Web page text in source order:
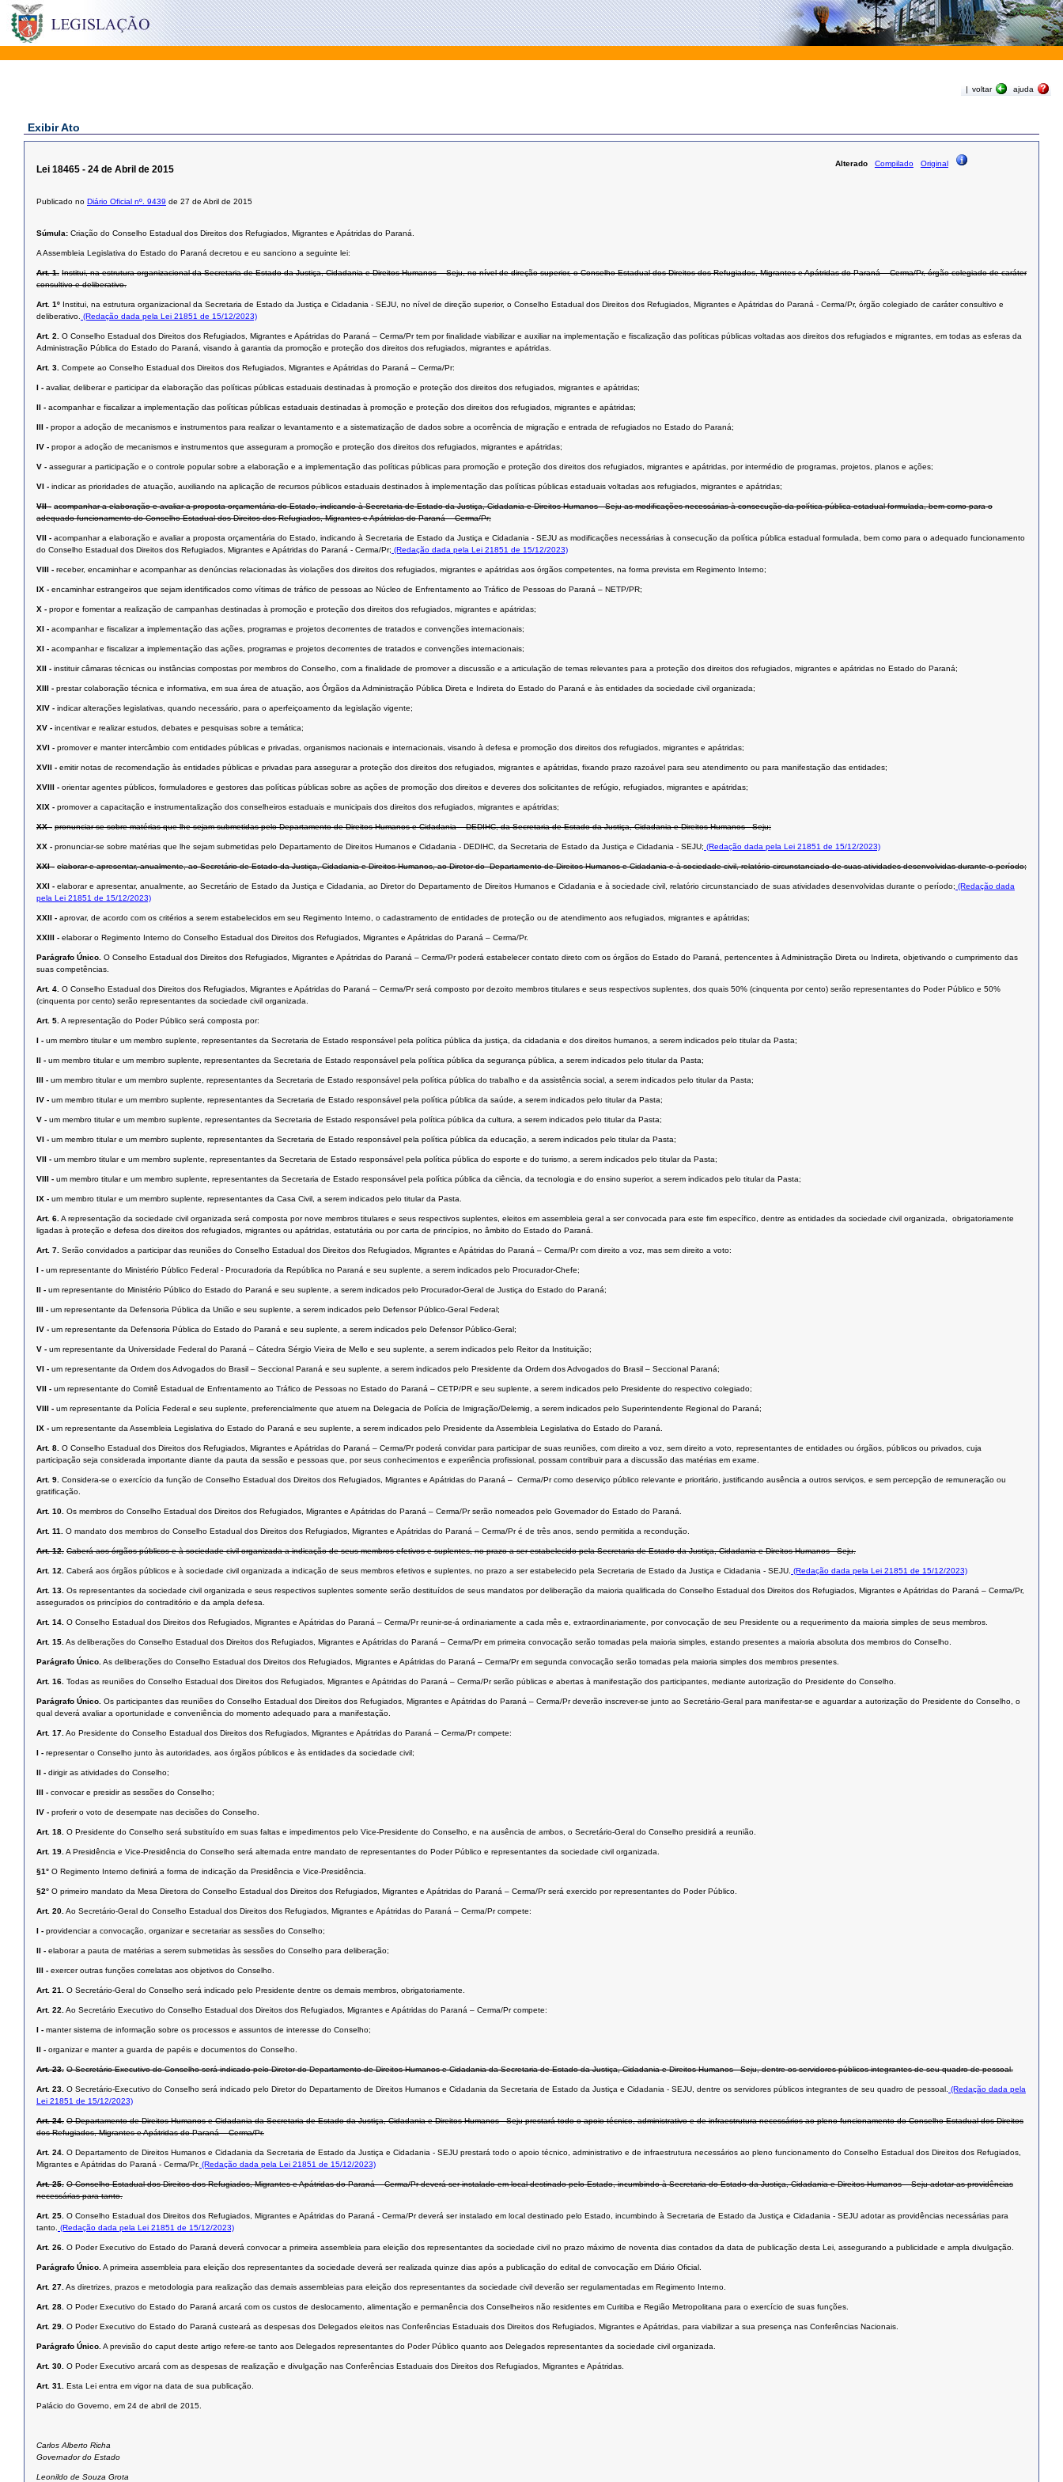
| voltar ajuda
Exibir Ato
Alterado Compilado Original
Lei 18465 - 24 de Abril de 2015
Publicado no Diário Oficial nº. 9439 de 27 de Abril de 2015
Súmula: Criação do Conselho Estadual dos Direitos dos Refugiados, Migrantes e Apátridas do Paraná.
A Assembleia Legislativa do Estado do Paraná decretou e eu sanciono a seguinte lei:
Art. 1. Institui, na estrutura organizacional da Secretaria de Estado da Justiça, Cidadania e Direitos Humanos – Seju, no nível de direção superior, o Conselho Estadual dos Direitos dos Refugiados, Migrantes e Apátridas do Paraná – Cerma/Pr, órgão colegiado de caráter
consultivo e deliberativo.
Art. 1º Institui, na estrutura organizacional da Secretaria de Estado da Justiça e Cidadania - SEJU, no nível de direção superior, o Conselho Estadual dos Direitos dos Refugiados, Migrantes e Apátridas do Paraná - Cerma/Pr, órgão colegiado de caráter consultivo e
deliberativo. (Redação dada pela Lei 21851 de 15/12/2023)
Art. 2. O Conselho Estadual dos Direitos dos Refugiados, Migrantes e Apátridas do Paraná – Cerma/Pr tem por finalidade viabilizar e auxiliar na implementação e fiscalização das políticas públicas voltadas aos direitos dos refugiados e migrantes, em todas as esferas da
Administração Pública do Estado do Paraná, visando à garantia da promoção e proteção dos direitos dos refugiados, migrantes e apátridas.
Art. 3. Compete ao Conselho Estadual dos Direitos dos Refugiados, Migrantes e Apátridas do Paraná – Cerma/Pr:
I - avaliar, deliberar e participar da elaboração das políticas públicas estaduais destinadas à promoção e proteção dos direitos dos refugiados, migrantes e apátridas;
II - acompanhar e fiscalizar a implementação das políticas públicas estaduais destinadas à promoção e proteção dos direitos dos refugiados, migrantes e apátridas;
III - propor a adoção de mecanismos e instrumentos para realizar o levantamento e a sistematização de dados sobre a ocorrência de migração e entrada de refugiados no Estado do Paraná;
IV - propor a adoção de mecanismos e instrumentos que asseguram a promoção e proteção dos direitos dos refugiados, migrantes e apátridas;
V - assegurar a participação e o controle popular sobre a elaboração e a implementação das políticas públicas para promoção e proteção dos direitos dos refugiados, migrantes e apátridas, por intermédio de programas, projetos, planos e ações;
VI - indicar as prioridades de atuação, auxiliando na aplicação de recursos públicos estaduais destinados à implementação das políticas públicas estaduais voltadas aos refugiados, migrantes e apátridas;
VII - acompanhar a elaboração e avaliar a proposta orçamentária do Estado, indicando à Secretaria de Estado da Justiça, Cidadania e Direitos Humanos - Seju as modificações necessárias à consecução da política pública estadual formulada, bem como para o
adequado funcionamento do Conselho Estadual dos Direitos dos Refugiados, Migrantes e Apátridas do Paraná – Cerma/Pr;
VII - acompanhar a elaboração e avaliar a proposta orçamentária do Estado, indicando à Secretaria de Estado da Justiça e Cidadania - SEJU as modificações necessárias à consecução da política pública estadual formulada, bem como para o adequado funcionamento
do Conselho Estadual dos Direitos dos Refugiados, Migrantes e Apátridas do Paraná - Cerma/Pr; (Redação dada pela Lei 21851 de 15/12/2023)
VIII - receber, encaminhar e acompanhar as denúncias relacionadas às violações dos direitos dos refugiados, migrantes e apátridas aos órgãos competentes, na forma prevista em Regimento Interno;
IX - encaminhar estrangeiros que sejam identificados como vítimas de tráfico de pessoas ao Núcleo de Enfrentamento ao Tráfico de Pessoas do Paraná – NETP/PR;
X - propor e fomentar a realização de campanhas destinadas à promoção e proteção dos direitos dos refugiados, migrantes e apátridas;
XI - acompanhar e fiscalizar a implementação das ações, programas e projetos decorrentes de tratados e convenções internacionais;
XI - acompanhar e fiscalizar a implementação das ações, programas e projetos decorrentes de tratados e convenções internacionais;
XII - instituir câmaras técnicas ou instâncias compostas por membros do Conselho, com a finalidade de promover a discussão e a articulação de temas relevantes para a proteção dos direitos dos refugiados, migrantes e apátridas no Estado do Paraná;
XIII - prestar colaboração técnica e informativa, em sua área de atuação, aos Órgãos da Administração Pública Direta e Indireta do Estado do Paraná e às entidades da sociedade civil organizada;
XIV - indicar alterações legislativas, quando necessário, para o aperfeiçoamento da legislação vigente;
XV - incentivar e realizar estudos, debates e pesquisas sobre a temática;
XVI - promover e manter intercâmbio com entidades públicas e privadas, organismos nacionais e internacionais, visando à defesa e promoção dos direitos dos refugiados, migrantes e apátridas;
XVII - emitir notas de recomendação às entidades públicas e privadas para assegurar a proteção dos direitos dos refugiados, migrantes e apátridas, fixando prazo razoável para seu atendimento ou para manifestação das entidades;
XVIII - orientar agentes públicos, formuladores e gestores das políticas públicas sobre as ações de promoção dos direitos e deveres dos solicitantes de refúgio, refugiados, migrantes e apátridas;
XIX - promover a capacitação e instrumentalização dos conselheiros estaduais e municipais dos direitos dos refugiados, migrantes e apátridas;
XX - pronunciar-se sobre matérias que lhe sejam submetidas pelo Departamento de Direitos Humanos e Cidadania – DEDIHC, da Secretaria de Estado da Justiça, Cidadania e Direitos Humanos - Seju;
XX - pronunciar-se sobre matérias que lhe sejam submetidas pelo Departamento de Direitos Humanos e Cidadania - DEDIHC, da Secretaria de Estado da Justiça e Cidadania - SEJU; (Redação dada pela Lei 21851 de 15/12/2023)
XXI - elaborar e apresentar, anualmente, ao Secretário de Estado da Justiça, Cidadania e Direitos Humanos, ao Diretor do Departamento de Direitos Humanos e Cidadania e à sociedade civil, relatório circunstanciado de suas atividades desenvolvidas durante o período;
XXI - elaborar e apresentar, anualmente, ao Secretário de Estado da Justiça e Cidadania, ao Diretor do Departamento de Direitos Humanos e Cidadania e à sociedade civil, relatório circunstanciado de suas atividades desenvolvidas durante o período; (Redação dada
pela Lei 21851 de 15/12/2023)
XXII - aprovar, de acordo com os critérios a serem estabelecidos em seu Regimento Interno, o cadastramento de entidades de proteção ou de atendimento aos refugiados, migrantes e apátridas;
XXIII - elaborar o Regimento Interno do Conselho Estadual dos Direitos dos Refugiados, Migrantes e Apátridas do Paraná – Cerma/Pr.
Parágrafo Único. O Conselho Estadual dos Direitos dos Refugiados, Migrantes e Apátridas do Paraná – Cerma/Pr poderá estabelecer contato direto com os órgãos do Estado do Paraná, pertencentes à Administração Direta ou Indireta, objetivando o cumprimento das
suas competências.
Art. 4. O Conselho Estadual dos Direitos dos Refugiados, Migrantes e Apátridas do Paraná – Cerma/Pr será composto por dezoito membros titulares e seus respectivos suplentes, dos quais 50% (cinquenta por cento) serão representantes do Poder Público e 50%
(cinquenta por cento) serão representantes da sociedade civil organizada.
Art. 5.A representação do Poder Público será composta por:
I - um membro titular e um membro suplente, representantes da Secretaria de Estado responsável pela política pública da justiça, da cidadania e dos direitos humanos, a serem indicados pelo titular da Pasta;
II - um membro titular e um membro suplente, representantes da Secretaria de Estado responsável pela política pública da segurança pública, a serem indicados pelo titular da Pasta;
III - um membro titular e um membro suplente, representantes da Secretaria de Estado responsável pela política pública do trabalho e da assistência social, a serem indicados pelo titular da Pasta;
IV - um membro titular e um membro suplente, representantes da Secretaria de Estado responsável pela política pública da saúde, a serem indicados pelo titular da Pasta;
V - um membro titular e um membro suplente, representantes da Secretaria de Estado responsável pela política pública da cultura, a serem indicados pelo titular da Pasta;
VI - um membro titular e um membro suplente, representantes da Secretaria de Estado responsável pela política pública da educação, a serem indicados pelo titular da Pasta;
VII - um membro titular e um membro suplente, representantes da Secretaria de Estado responsável pela política pública do esporte e do turismo, a serem indicados pelo titular da Pasta;
VIII - um membro titular e um membro suplente, representantes da Secretaria de Estado responsável pela política pública da ciência, da tecnologia e do ensino superior, a serem indicados pelo titular da Pasta;
IX - um membro titular e um membro suplente, representantes da Casa Civil, a serem indicados pelo titular da Pasta.
Art. 6.A representação da sociedade civil organizada será composta por nove membros titulares e seus respectivos suplentes, eleitos em assembleia geral a ser convocada para este fim específico, dentre as entidades da sociedade civil organizada, obrigatoriamente
ligadas à proteção e defesa dos direitos dos refugiados, migrantes ou apátridas, estatutária ou por carta de princípios, no âmbito do Estado do Paraná.
Art. 7. Serão convidados a participar das reuniões do Conselho Estadual dos Direitos dos Refugiados, Migrantes e Apátridas do Paraná – Cerma/Pr com direito a voz, mas sem direito a voto:
I - um representante do Ministério Público Federal - Procuradoria da República no Paraná e seu suplente, a serem indicados pelo Procurador-Chefe;
II - um representante do Ministério Público do Estado do Paraná e seu suplente, a serem indicados pelo Procurador-Geral de Justiça do Estado do Paraná;
III - um representante da Defensoria Pública da União e seu suplente, a serem indicados pelo Defensor Público-Geral Federal;
IV - um representante da Defensoria Pública do Estado do Paraná e seu suplente, a serem indicados pelo Defensor Público-Geral;
V - um representante da Universidade Federal do Paraná – Cátedra Sérgio Vieira de Mello e seu suplente, a serem indicados pelo Reitor da Instituição;
VI - um representante da Ordem dos Advogados do Brasil – Seccional Paraná e seu suplente, a serem indicados pelo Presidente da Ordem dos Advogados do Brasil – Seccional Paraná;
VII - um representante do Comitê Estadual de Enfrentamento ao Tráfico de Pessoas no Estado do Paraná – CETP/PR e seu suplente, a serem indicados pelo Presidente do respectivo colegiado;
VIII - um representante da Polícia Federal e seu suplente, preferencialmente que atuem na Delegacia de Polícia de Imigração/Delemig, a serem indicados pelo Superintendente Regional do Paraná;
IX - um representante da Assembleia Legislativa do Estado do Paraná e seu suplente, a serem indicados pelo Presidente da Assembleia Legislativa do Estado do Paraná.
Art. 8. O Conselho Estadual dos Direitos dos Refugiados, Migrantes e Apátridas do Paraná – Cerma/Pr poderá convidar para participar de suas reuniões, com direito a voz, sem direito a voto, representantes de entidades ou órgãos, públicos ou privados, cuja
participação seja considerada importante diante da pauta da sessão e pessoas que, por seus conhecimentos e experiência profissional, possam contribuir para a discussão das matérias em exame.
Art. 9. Considera-se o exercício da função de Conselho Estadual dos Direitos dos Refugiados, Migrantes e Apátridas do Paraná – Cerma/Pr como deserviço público relevante e prioritário, justificando ausência a outros serviços, e sem percepção de remuneração ou
gratificação.
Art. 10. Os membros do Conselho Estadual dos Direitos dos Refugiados, Migrantes e Apátridas do Paraná – Cerma/Pr serão nomeados pelo Governador do Estado do Paraná.
Art. 11. O mandato dos membros do Conselho Estadual dos Direitos dos Refugiados, Migrantes e Apátridas do Paraná – Cerma/Pr é de três anos, sendo permitida a recondução.
Art. 12. Caberá aos órgãos públicos e à sociedade civil organizada a indicação de seus membros efetivos e suplentes, no prazo a ser estabelecido pela Secretaria de Estado da Justiça, Cidadania e Direitos Humanos - Seju.
Art. 12. Caberá aos órgãos públicos e à sociedade civil organizada a indicação de seus membros efetivos e suplentes, no prazo a ser estabelecido pela Secretaria de Estado da Justiça e Cidadania - SEJU. (Redação dada pela Lei 21851 de 15/12/2023)
Art. 13. Os representantes da sociedade civil organizada e seus respectivos suplentes somente serão destituídos de seus mandatos por deliberação da maioria qualificada do Conselho Estadual dos Direitos dos Refugiados, Migrantes e Apátridas do Paraná – Cerma/Pr,
assegurados os princípios do contraditório e da ampla defesa.
Art. 14. O Conselho Estadual dos Direitos dos Refugiados, Migrantes e Apátridas do Paraná – Cerma/Pr reunir-se-á ordinariamente a cada mês e, extraordinariamente, por convocação de seu Presidente ou a requerimento da maioria simples de seus membros.
Art. 15.As deliberações do Conselho Estadual dos Direitos dos Refugiados, Migrantes e Apátridas do Paraná – Cerma/Pr em primeira convocação serão tomadas pela maioria simples, estando presentes a maioria absoluta dos membros do Conselho.
Parágrafo Único.As deliberações do Conselho Estadual dos Direitos dos Refugiados, Migrantes e Apátridas do Paraná – Cerma/Pr em segunda convocação serão tomadas pela maioria simples dos membros presentes.
Art. 16. Todas as reuniões do Conselho Estadual dos Direitos dos Refugiados, Migrantes e Apátridas do Paraná – Cerma/Pr serão públicas e abertas à manifestação dos participantes, mediante autorização do Presidente do Conselho.
Parágrafo Único. Os participantes das reuniões do Conselho Estadual dos Direitos dos Refugiados, Migrantes e Apátridas do Paraná – Cerma/Pr deverão inscrever-se junto ao Secretário-Geral para manifestar-se e aguardar a autorização do Presidente do Conselho, o
qual deverá avaliar a oportunidade e conveniência do momento adequado para a manifestação.
Art. 17.Ao Presidente do Conselho Estadual dos Direitos dos Refugiados, Migrantes e Apátridas do Paraná – Cerma/Pr compete:
I - representar o Conselho junto às autoridades, aos órgãos públicos e às entidades da sociedade civil;
II - dirigir as atividades do Conselho;
III - convocar e presidir as sessões do Conselho;
IV - proferir o voto de desempate nas decisões do Conselho.
Art. 18. O Presidente do Conselho será substituído em suas faltas e impedimentos pelo Vice-Presidente do Conselho, e na ausência de ambos, o Secretário-Geral do Conselho presidirá a reunião.
Art. 19.A Presidência e Vice-Presidência do Conselho será alternada entre mandato de representantes do Poder Público e representantes da sociedade civil organizada.
§1° O Regimento Interno definirá a forma de indicação da Presidência e Vice-Presidência.
§2° O primeiro mandato da Mesa Diretora do Conselho Estadual dos Direitos dos Refugiados, Migrantes e Apátridas do Paraná – Cerma/Pr será exercido por representantes do Poder Público.
Art. 20.Ao Secretário-Geral do Conselho Estadual dos Direitos dos Refugiados, Migrantes e Apátridas do Paraná – Cerma/Pr compete:
I - providenciar a convocação, organizar e secretariar as sessões do Conselho;
II - elaborar a pauta de matérias a serem submetidas às sessões do Conselho para deliberação;
III - exercer outras funções correlatas aos objetivos do Conselho.
Art. 21. O Secretário-Geral do Conselho será indicado pelo Presidente dentre os demais membros, obrigatoriamente.
Art. 22.Ao Secretário Executivo do Conselho Estadual dos Direitos dos Refugiados, Migrantes e Apátridas do Paraná – Cerma/Pr compete:
I - manter sistema de informação sobre os processos e assuntos de interesse do Conselho;
II - organizar e manter a guarda de papéis e documentos do Conselho.
Art. 23. O Secretário Executivo do Conselho será indicado pelo Diretor do Departamento de Direitos Humanos e Cidadania da Secretaria de Estado da Justiça, Cidadania e Direitos Humanos - Seju, dentre os servidores públicos integrantes de seu quadro de pessoal.
Art. 23. O Secretário-Executivo do Conselho será indicado pelo Diretor do Departamento de Direitos Humanos e Cidadania da Secretaria de Estado da Justiça e Cidadania - SEJU, dentre os servidores públicos integrantes de seu quadro de pessoal. (Redação dada pela
Lei 21851 de 15/12/2023)
Art. 24. O Departamento de Direitos Humanos e Cidadania da Secretaria de Estado da Justiça, Cidadania e Direitos Humanos - Seju prestará todo o apoio técnico, administrativo e de infraestrutura necessários ao pleno funcionamento do Conselho Estadual dos Direitos
dos Refugiados, Migrantes e Apátridas do Paraná – Cerma/Pr.
Art. 24. O Departamento de Direitos Humanos e Cidadania da Secretaria de Estado da Justiça e Cidadania - SEJU prestará todo o apoio técnico, administrativo e de infraestrutura necessários ao pleno funcionamento do Conselho Estadual dos Direitos dos Refugiados,
Migrantes e Apátridas do Paraná - Cerma/Pr. (Redação dada pela Lei 21851 de 15/12/2023)
Art. 25. O Conselho Estadual dos Direitos dos Refugiados, Migrantes e Apátridas do Paraná – Cerma/Pr deverá ser instalado em local destinado pelo Estado, incumbindo à Secretaria do Estado da Justiça, Cidadania e Direitos Humanos – Seju adotar as providências
necessárias para tanto.
Art. 25. O Conselho Estadual dos Direitos dos Refugiados, Migrantes e Apátridas do Paraná - Cerma/Pr deverá ser instalado em local destinado pelo Estado, incumbindo à Secretaria de Estado da Justiça e Cidadania - SEJU adotar as providências necessárias para
tanto. (Redação dada pela Lei 21851 de 15/12/2023)
Art. 26. O Poder Executivo do Estado do Paraná deverá convocar a primeira assembleia para eleição dos representantes da sociedade civil no prazo máximo de noventa dias contados da data de publicação desta Lei, assegurando a publicidade e ampla divulgação.
Parágrafo Único.A primeira assembleia para eleição dos representantes da sociedade deverá ser realizada quinze dias após a publicação do edital de convocação em Diário Oficial.
Art. 27.As diretrizes, prazos e metodologia para realização das demais assembleias para eleição dos representantes da sociedade civil deverão ser regulamentadas em Regimento Interno.
Art. 28. O Poder Executivo do Estado do Paraná arcará com os custos de deslocamento, alimentação e permanência dos Conselheiros não residentes em Curitiba e Região Metropolitana para o exercício de suas funções.
Art. 29. O Poder Executivo do Estado do Paraná custeará as despesas dos Delegados eleitos nas Conferências Estaduais dos Direitos dos Refugiados, Migrantes e Apátridas, para viabilizar a sua presença nas Conferências Nacionais.
Parágrafo Único.A previsão do caput deste artigo refere-se tanto aos Delegados representantes do Poder Público quanto aos Delegados representantes da sociedade civil organizada.
Art. 30. O Poder Executivo arcará com as despesas de realização e divulgação nas Conferências Estaduais dos Direitos dos Refugiados, Migrantes e Apátridas.
Art. 31. Esta Lei entra em vigor na data de sua publicação.
Palácio do Governo, em 24 de abril de 2015.
Carlos Alberto Richa
Governador do Estado
Leonildo de Souza Grota